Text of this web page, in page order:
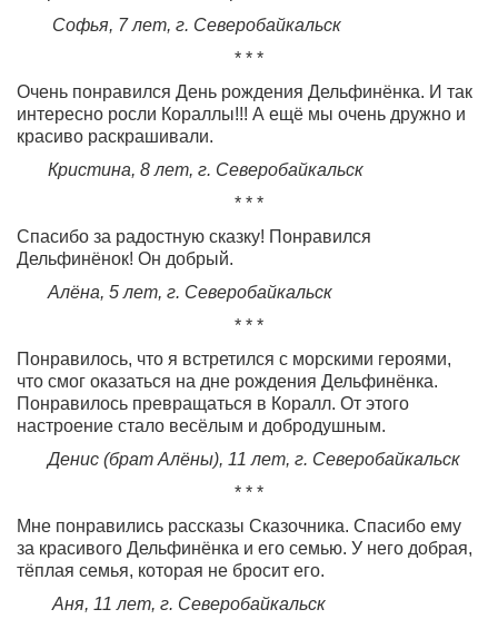
Софья, 7 лет, г. Северобайкальск
* * *
Очень понравился День рождения Дельфинёнка. И так
интересно росли Кораллы!!! А ещё мы очень дружно и
красиво раскрашивали.
Кристина, 8 лет, г. Северобайкальск
* * *
Спасибо за радостную сказку! Понравился
Дельфинёнок! Он добрый.
Алёна, 5 лет, г. Северобайкальск
* * *
Понравилось, что я встретился с морскими героями,
что смог оказаться на дне рождения Дельфинёнка.
Понравилось превращаться в Коралл. От этого
настроение стало весёлым и добродушным.
Денис (брат Алёны), 11 лет, г. Северобайкальск
* * *
Мне понравились рассказы Сказочника. Спасибо ему
за красивого Дельфинёнка и его семью. У него добрая,
тёплая семья, которая не бросит его.
Аня, 11 лет, г. Северобайкальск